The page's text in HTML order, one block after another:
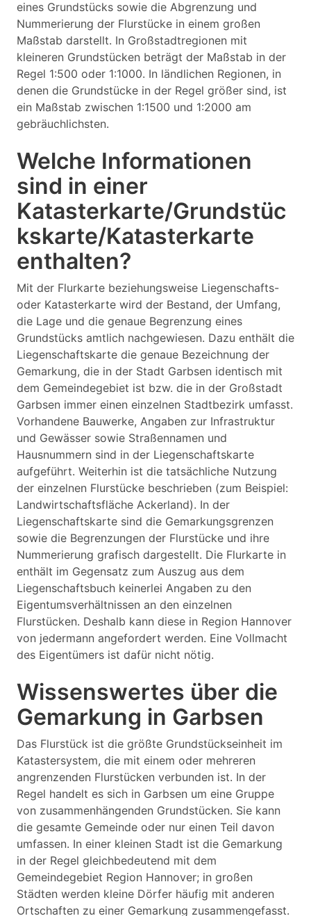
eines Grundstücks sowie die Abgrenzung und
Nummerierung der Flurstücke in einem großen
Maßstab darstellt. In Großstadtregionen mit
kleineren Grundstücken beträgt der Maßstab in der
Regel 1:500 oder 1:1000. In ländlichen Regionen, in
denen die Grundstücke in der Regel größer sind, ist
ein Maßstab zwischen 1:1500 und 1:2000 am
gebräuchlichsten.
Welche Informationen
sind in einer
Katasterkarte/Grundstüc
kskarte/Katasterkarte
enthalten?
Mit der Flurkarte beziehungsweise Liegenschafts-
oder Katasterkarte wird der Bestand, der Umfang,
die Lage und die genaue Begrenzung eines
Grundstücks amtlich nachgewiesen. Dazu enthält die
Liegenschaftskarte die genaue Bezeichnung der
Gemarkung, die in der Stadt Garbsen identisch mit
dem Gemeindegebiet ist bzw. die in der Großstadt
Garbsen immer einen einzelnen Stadtbezirk umfasst.
Vorhandene Bauwerke, Angaben zur Infrastruktur
und Gewässer sowie Straßennamen und
Hausnummern sind in der Liegenschaftskarte
aufgeführt. Weiterhin ist die tatsächliche Nutzung
der einzelnen Flurstücke beschrieben (zum Beispiel:
Landwirtschaftsfläche Ackerland). In der
Liegenschaftskarte sind die Gemarkungsgrenzen
sowie die Begrenzungen der Flurstücke und ihre
Nummerierung grafisch dargestellt. Die Flurkarte in
enthält im Gegensatz zum Auszug aus dem
Liegenschaftsbuch keinerlei Angaben zu den
Eigentumsverhältnissen an den einzelnen
Flurstücken. Deshalb kann diese in Region Hannover
von jedermann angefordert werden. Eine Vollmacht
des Eigentümers ist dafür nicht nötig.
Wissenswertes über die
Gemarkung in Garbsen
Das Flurstück ist die größte Grundstückseinheit im
Katastersystem, die mit einem oder mehreren
angrenzenden Flurstücken verbunden ist. In der
Regel handelt es sich in Garbsen um eine Gruppe
von zusammenhängenden Grundstücken. Sie kann
die gesamte Gemeinde oder nur einen Teil davon
umfassen. In einer kleinen Stadt ist die Gemarkung
in der Regel gleichbedeutend mit dem
Gemeindegebiet Region Hannover; in großen
Städten werden kleine Dörfer häufig mit anderen
Ortschaften zu einer Gemarkung zusammengefasst.